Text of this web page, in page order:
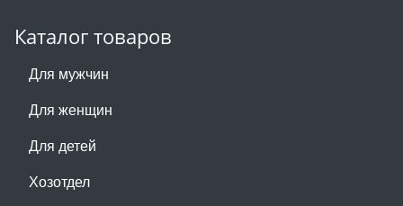
Каталог товаров
Для мужчин
Для женщин
Для детей
Хозотдел